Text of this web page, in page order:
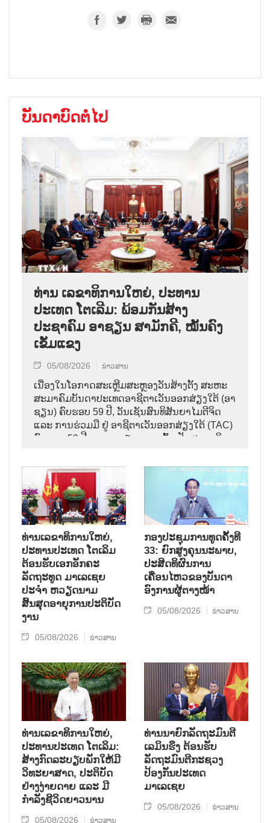
ບັນດາບົດຕໍ່ໄປ
ທ່ານ ເລຂາທິການໃຫຍ່, ປະທານ
ປະເທດ ໂຕເລີມ: ພ້ອມກັນສ້າງ
ປະຊາຄົມ ອາຊຽນ ສາມັກຄີ, ໝັ້ນຄົງ
ເຂັ້ມແຂງ
05/08/2026 ຂ່າວສານ
ເນື່ອງໃນໂອກາດສະເຫຼີມສະຫຼອງວັນສ້າງຕັ້ງ ສະຫະ
ສະມາຄົມບັນດາປະເທດອາຊີຕາເວັນອອກສ່ຽງໃຕ້ (ອາ
ຊຽນ) ຄົບຮອບ 59 ປີ, ວັນເຊັນສົນທິສັນຍາໄມຕີຈິດ
ແລະ ການຮ່ວມມື ຢູ່ ອາຊີຕາເວັນອອກສ່ຽງໃຕ້ (TAC)
ຄົບຮອບ 50 ປີ ແລະ ຫວຽດນາມ ເຂົ້າເປັນສະມາຊິກ
ທ່ານເລຂາທິການໃຫຍ່,
ປະທານປະເທດ ໂຕເລິມ
ຕ້ອນຮັບເອກອັກຄະ
ລັດຖະທູດ ມາເລເຊຍ
ປະຈຳ ຫວຽດນາມ
ສິ້ນສຸດອາຍຸການປະຕິບັດ
ງານ
05/08/2026 ຂ່າວສານ
ກອງປະຊຸມການທູດຄັ້ງທີ
33: ຍົກສູງຄຸນນະພາບ,
ປະສິດທິຜົນການ
ເຄື່ອນໄຫວຂອງບັນດາ
ອົງການຜູ້ຕາງໜ້າ
05/08/2026 ຂ່າວສານ
ທ່ານເລຂາທິການໃຫຍ່,
ປະທານປະເທດ ໂຕເລິມ:
ສ້າງກົດລະບຽບພັກໃຫ້ມີ
ວິທະຍາສາດ, ປະຕິບັດ
ຢ່າງງ່າຍດາຍ ແລະ ມີ
ກຳລັງຊີວິດຍາວນານ
05/08/2026 ຂ່າວສານ
ທ່ານນາຍົກລັດຖະມົນຕີ
ເລມິນຮຶງ ຕ້ອນຮັບ
ລັດຖະມົນຕີກະຊວງ
ປ້ອງກັນປະເທດ
ມາເລເຊຍ
05/08/2026 ຂ່າວສານ